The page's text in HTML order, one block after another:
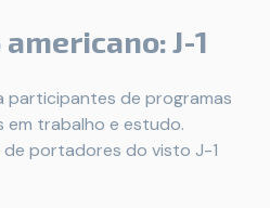
J-1
participantes de programas
em trabalho e estudo.
portadores do visto J-1